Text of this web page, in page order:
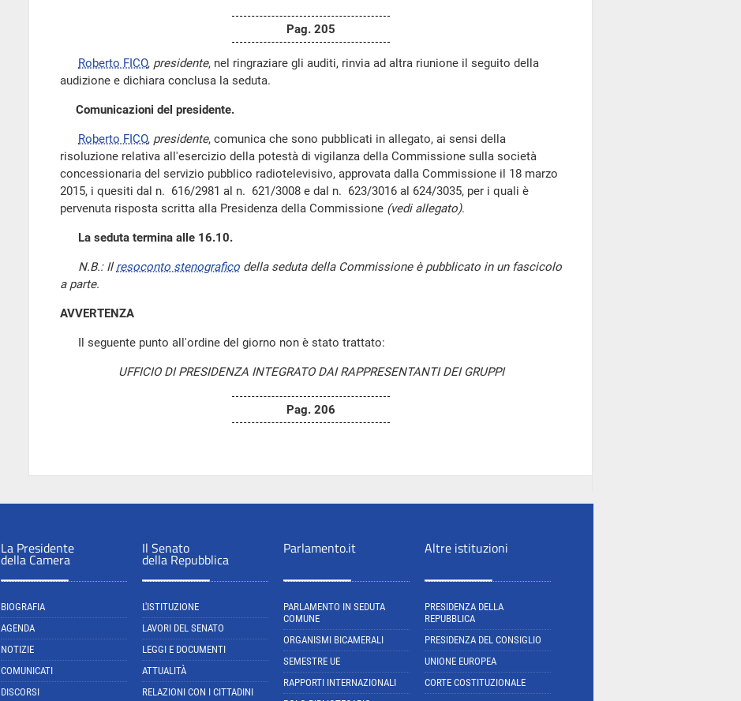
Pag. 205
Roberto FICO, presidente, nel ringraziare gli auditi, rinvia ad altra riunione il seguito della
audizione e dichiara conclusa la seduta.
Comunicazioni del presidente.
Roberto FICO, presidente, comunica che sono pubblicati in allegato, ai sensi della
risoluzione relativa all'esercizio della potestà di vigilanza della Commissione sulla società
concessionaria del servizio pubblico radiotelevisivo, approvata dalla Commissione il 18 marzo
2015, i quesiti dal n. 616/2981 al n. 621/3008 e dal n. 623/3016 al 624/3035, per i quali è
pervenuta risposta scritta alla Presidenza della Commissione (vedi allegato).
La seduta termina alle 16.10.
N.B.: Ilresoconto stenografico della seduta della Commissione è pubblicato in un fascicolo
a parte.
AVVERTENZA
Il seguente punto all'ordine del giorno non è stato trattato:
UFFICIO DI PRESIDENZA INTEGRATO DAI RAPPRESENTANTI DEI GRUPPI
Pag. 206
La Presidente
della Camera
BIOGRAFIA
AGENDA
NOTIZIE
COMUNICATI
DISCORSI
Il Senato
della Repubblica
L'ISTITUZIONE
LAVORI DEL SENATO
LEGGI E DOCUMENTI
ATTUALITÀ
RELAZIONI CON I CITTADINI
Parlamento.it
PARLAMENTO IN SEDUTA
COMUNE
ORGANISMI BICAMERALI
SEMESTRE UE
RAPPORTI INTERNAZIONALI
Altre istituzioni
PRESIDENZA DELLA
REPUBBLICA
PRESIDENZA DEL CONSIGLIO
UNIONE EUROPEA
CORTE COSTITUZIONALE